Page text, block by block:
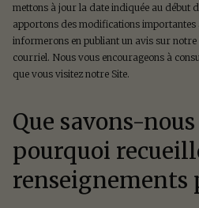
mettons à jour la date indiquée au début
apportons des modifications importantes
informerons en publiant un avis sur notre
courriel. Nous vous encourageons à
que vous visitez notre Site.
Que savons-
pourquoi
renseignements